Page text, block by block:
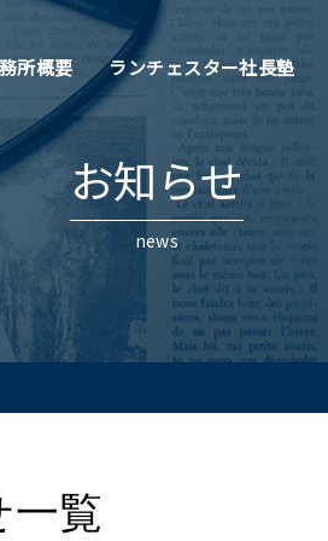
所概要 ランチェスター社長塾
お知らせ
news
一覧